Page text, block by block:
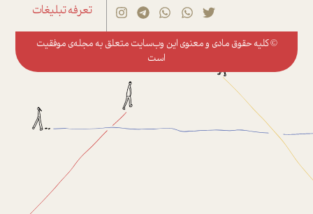
تعرفه تبلیغات
© کلیه حقوق مادی و معنوی این وب‌سایت متعلق به مجله‌ی موفقیت
است